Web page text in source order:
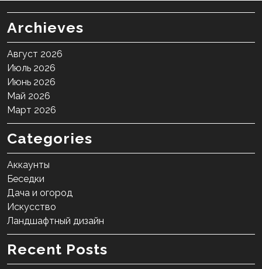
Archieves
Август 2026
Июль 2026
Июнь 2026
Май 2026
Март 2026
Categories
Аккаунты
Беседки
Дача и огород
Искусство
Ландшафтный дизайн
Recent Posts